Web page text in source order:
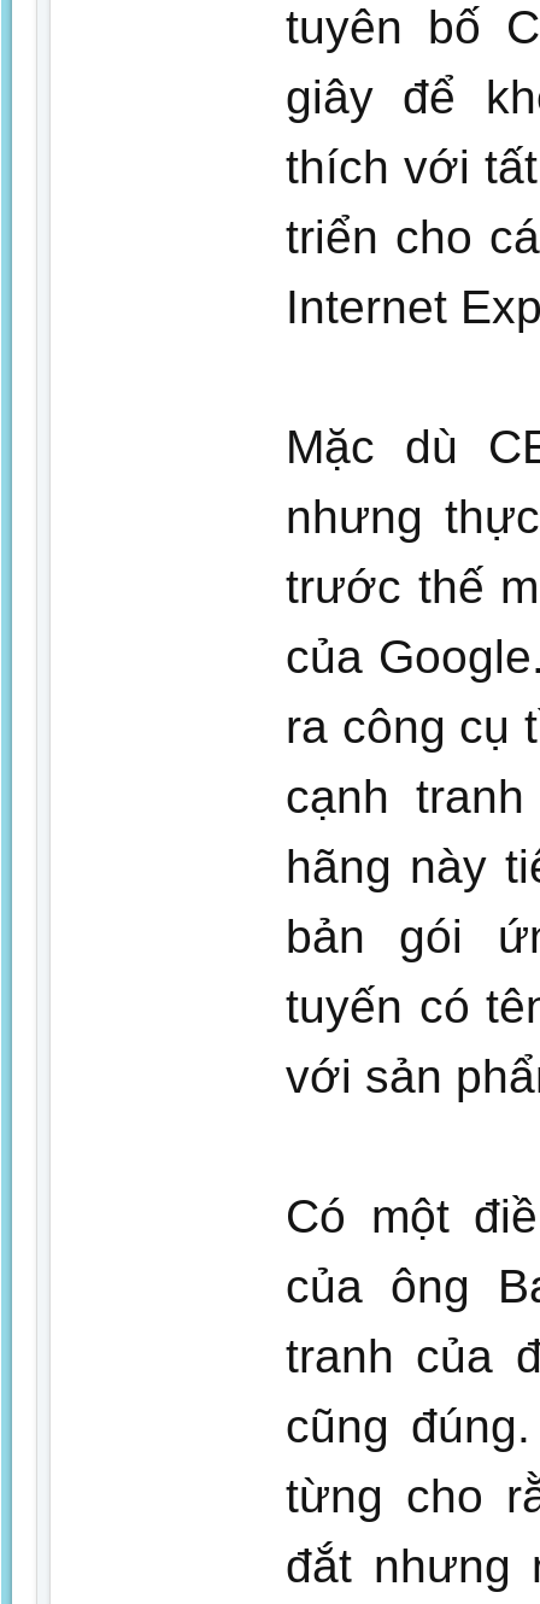
tuyên bố
giây để
thích với
triển cho
Internet
Mặc dù
nhưng
trước thế
của
ra công cụ
cạnh
hãng này
bản gói
tuyến có
với sản
Có một
của ông
tranh của
cũng
từng cho
đắt nhưng